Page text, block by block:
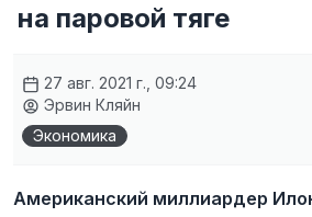
на паровой тяге
27 авг. 2021 г., 09:24
Эрвин Кляйн
Экономика
Американский миллиардер